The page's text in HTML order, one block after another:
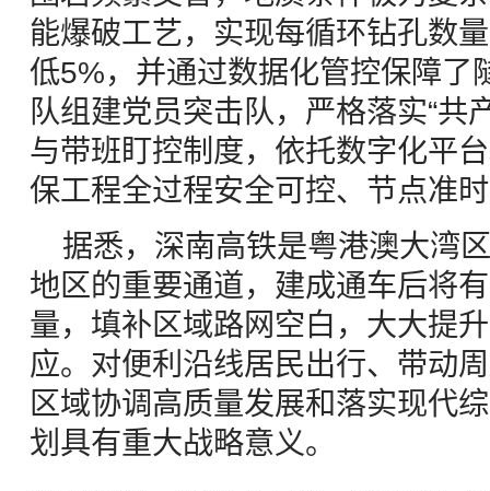
能爆破工艺，实现每循环钻孔数
低5%，并通过数据化管控保障了
队组建党员突击队，严格落实“共
与带班盯控制度，依托数字化平
保工程全过程安全可控、节点准
据悉，深南高铁是粤港澳大湾
地区的重要通道，建成通车后将
量，填补区域路网空白，大大提
应。对便利沿线居民出行、带动
区域协调高质量发展和落实现代
划具有重大战略意义。